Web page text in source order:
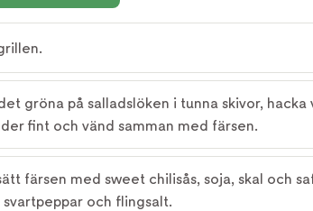
gröna på salladslöken i tunna skivor,
fint och vänd samman med färsen.
färsen med sweet chilisås, soja, skal och
svartpeppar och flingsalt.